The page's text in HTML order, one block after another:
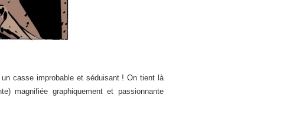
casse improbable et séduisant ! On tient là
magnifiée graphiquement et passionnante